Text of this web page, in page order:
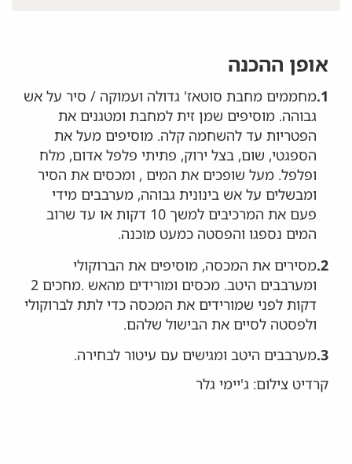
אופן ההכנה
1. מחממים מחבת סוטאז' גדולה ועמוקה / סיר על אש
גבוהה. מוסיפים שמן זית למחבת ומטגנים את
הפטריות עד להשחמה קלה. מוסיפים מעל את
הספגטי, שום, בצל ירוק, פתיתי פלפל אדום, מלח
ופלפל. מעל שופכים את המים , ומכסים את הסיר
ומבשלים על אש בינונית גבוהה, מערבבים מידי
פעם את המרכיבים למשך 10 דקות או עד שרוב
המים נספגו והפסטה כמעט מוכנה.
2. מסירים את המכסה, מוסיפים את הברוקולי
ומערבבים היטב. מכסים ומורידים מהאש .מחכים 2
דקות לפני שמורידים את המכסה כדי לתת לברוקולי
ולפסטה לסיים את הבישול שלהם.
3. מערבבים היטב ומגישים עם עיטור לבחירה.
קרדיט צילום: ג'יימי גלר